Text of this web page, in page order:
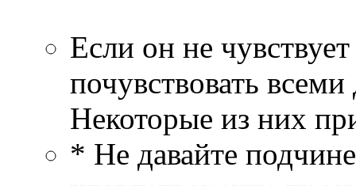
Если он не
почувствовать
Некоторые из них
* Не давайте